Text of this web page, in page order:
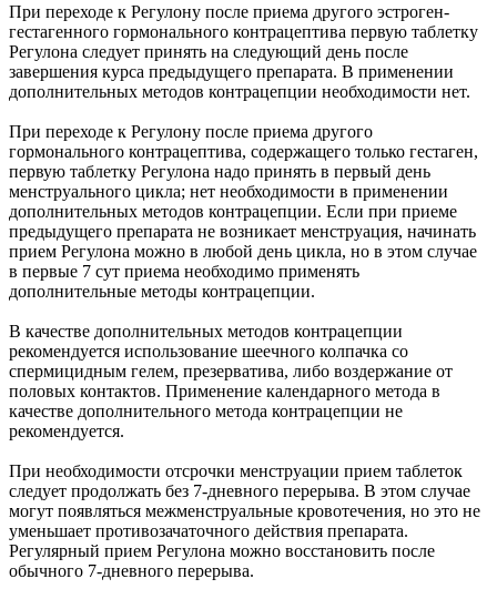
При переходе к Регулону после приема другого эстроген-
гестагенного гормонального контрацептива первую таблетку
Регулона следует принять на следующий день после
завершения курса предыдущего препарата. В применении
дополнительных методов контрацепции необходимости нет.
При переходе к Регулону после приема другого
гормонального контрацептива, содержащего только гестаген,
первую таблетку Регулона надо принять в первый день
менструального цикла; нет необходимости в применении
дополнительных методов контрацепции. Если при приеме
предыдущего препарата не возникает менструация, начинать
прием Регулона можно в любой день цикла, но в этом случае
в первые 7 сут приема необходимо применять
дополнительные методы контрацепции.
В качестве дополнительных методов контрацепции
рекомендуется использование шеечного колпачка со
спермицидным гелем, презерватива, либо воздержание от
половых контактов. Применение календарного метода в
качестве дополнительного метода контрацепции не
рекомендуется.
При необходимости отсрочки менструации прием таблеток
следует продолжать без 7-дневного перерыва. В этом случае
могут появляться межменструальные кровотечения, но это не
уменьшает противозачаточного действия препарата.
Регулярный прием Регулона можно восстановить после
обычного 7-дневного перерыва.